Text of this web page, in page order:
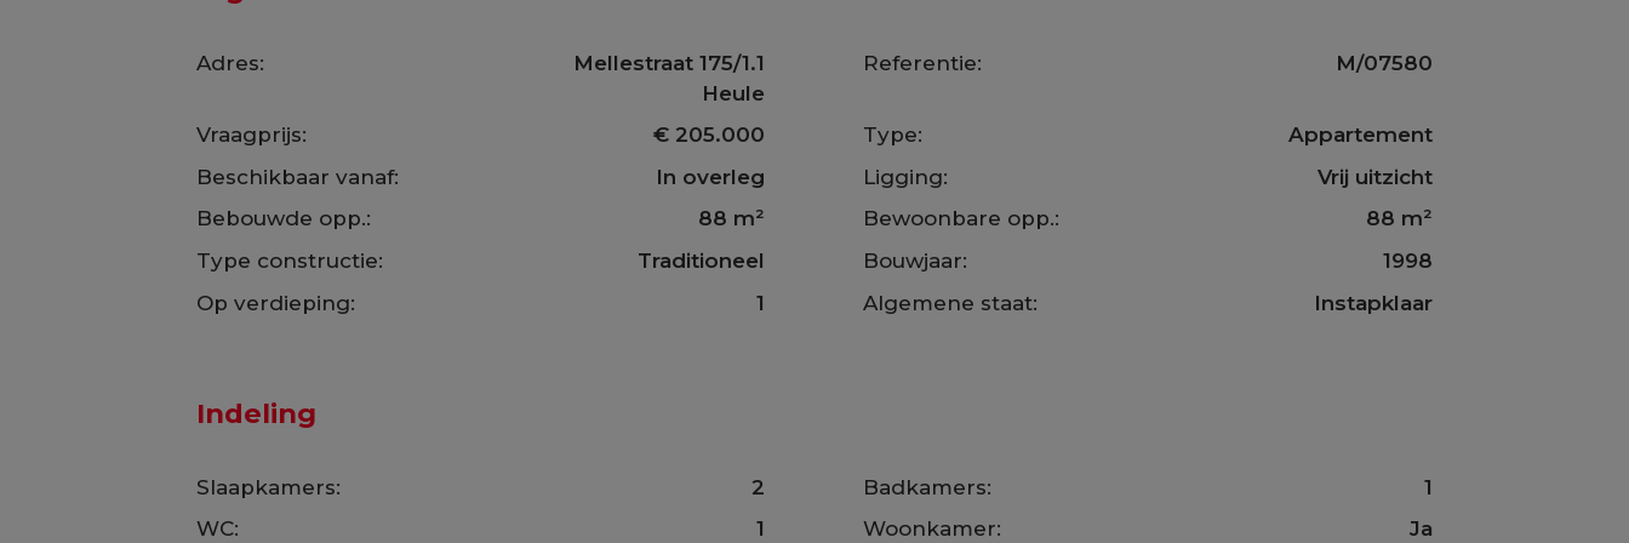
Adres:
Mellestraat 175/1.1
Heule
Referentie: M/07580
Vraagprijs: € 205.000 Type:
Appartement
Beschikbaar vanaf:
In overleg Ligging:
Vrij uitzicht
Bebouwde opp.:
88 m² Bewoonbare opp.:
88 m²
Type constructie:
Traditioneel Bouwjaar:
1998
Op verdieping:
1 Algemene staat: Instapklaar
Indeling
Slaapkamers: 2 Badkamers:
1
WC:
1 Woonkamer: Ja